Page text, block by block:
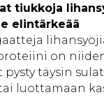
tiukkoja
elintärkeää
on
pysty täysin
luottamaan